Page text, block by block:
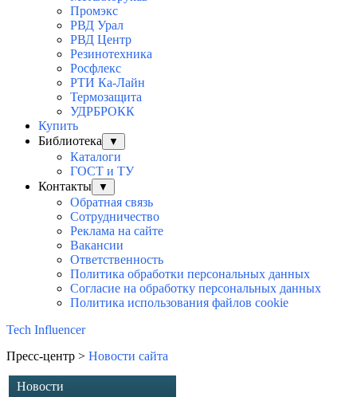
Промэкс
РВД Урал
РВД Центр
Резинотехника
Росфлекс
РТИ Ка-Лайн
Термозащита
УДРБРОКК
Купить
Библиотека
▼
Каталоги
ГОСТ и ТУ
Контакты
▼
Обратная связь
Сотрудничество
Реклама на сайте
Вакансии
Ответственность
Политика обработки персональных данных
Согласие на обработку персональных данныx
Политика использования файлов cookie
Tech Influencer
Пресс-центр > Новости сайта
Новости